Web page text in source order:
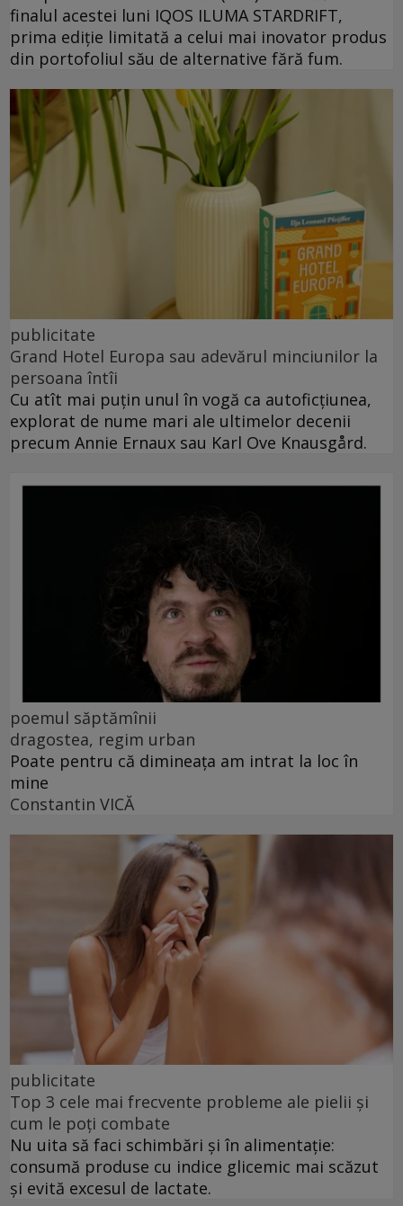
finalul acestei luni IQOS ILUMA STARDRIFT,
prima ediție limitată a celui mai inovator produs
din portofoliul său de alternative fără fum.
publicitate
Grand Hotel Europa sau adevărul minciunilor la
persoana întîi
Cu atît mai puțin unul în vogă ca autoficțiunea,
explorat de nume mari ale ultimelor decenii
precum Annie Ernaux sau Karl Ove Knausgård.
poemul săptămînii
dragostea, regim urban
Poate pentru că dimineața am intrat la loc în
mine
Constantin VICĂ
publicitate
Top 3 cele mai frecvente probleme ale pielii și
cum le poți combate
Nu uita să faci schimbări și în alimentație:
consumă produse cu indice glicemic mai scăzut
și evită excesul de lactate.